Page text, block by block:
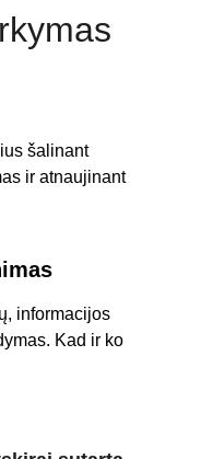
šalinant
ir atnaujinant
informacijos
Kad ir ko